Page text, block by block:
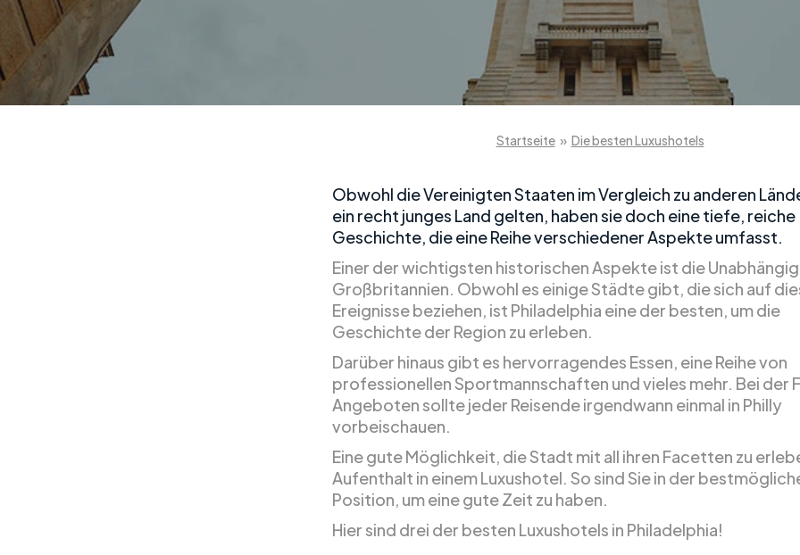
Startseite » Die besten Luxushotels
Obwohl die Vereinigten Staaten im Vergleich zu anderen
ein recht junges Land gelten, haben sie doch eine tiefe, reiche
Geschichte, die eine Reihe verschiedener Aspekte umfasst.
Einer der wichtigsten historischen Aspekte ist die
Großbritannien. Obwohl es einige Städte gibt, die sich auf
Ereignisse beziehen, ist Philadelphia eine der besten, um die
Geschichte der Region zu erleben.
Darüber hinaus gibt es hervorragendes Essen, eine Reihe von
professionellen Sportmannschaften und vieles mehr. Bei der
Angeboten sollte jeder Reisende irgendwann einmal in Philly
vorbeischauen.
Eine gute Möglichkeit, die Stadt mit all ihren Facetten zu
Aufenthalt in einem Luxushotel. So sind Sie in der
Position, um eine gute Zeit zu haben.
Hier sind drei der besten Luxushotels in Philadelphia!